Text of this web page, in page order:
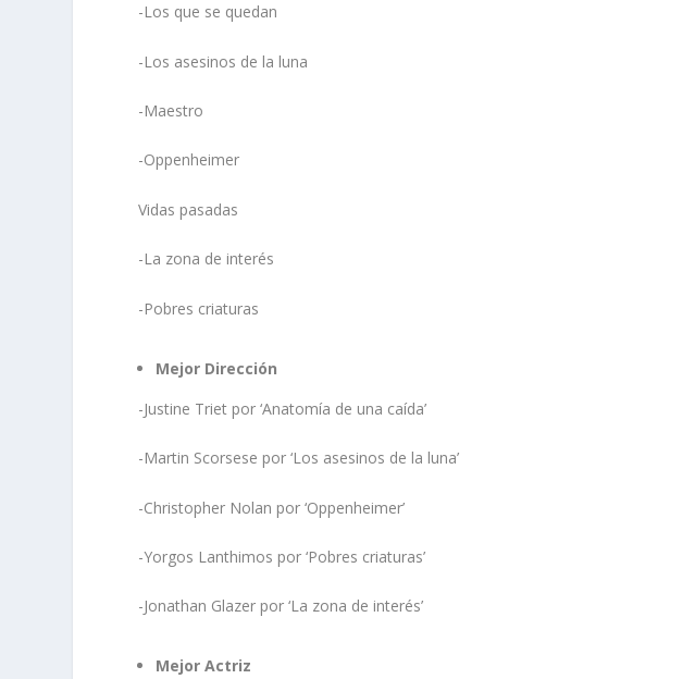
-Los que se quedan
-Los asesinos de la luna
-Maestro
-Oppenheimer
Vidas pasadas
-La zona de interés
-Pobres criaturas
Mejor Dirección
-Justine Triet por ‘Anatomía de una caída’
-Martin Scorsese por ‘Los asesinos de la luna’
-Christopher Nolan por ‘Oppenheimer’
-Yorgos Lanthimos por ‘Pobres criaturas’
-Jonathan Glazer por ‘La zona de interés’
Mejor Actriz